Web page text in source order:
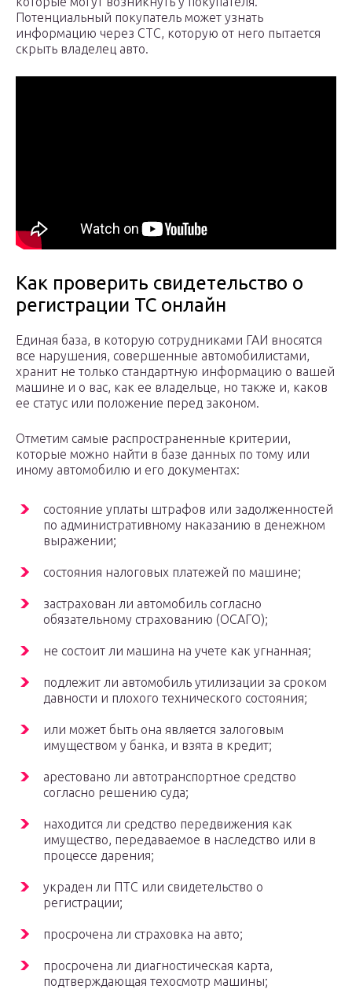
Потенциальный покупатель может узнать
информацию через СТС, которую от него пытается
скрыть владелец авто.
Как проверить свидетельство о
регистрации ТС онлайн
Единая база, в которую сотрудниками ГАИ вносятся
все нарушения, совершенные автомобилистами,
хранит не только стандартную информацию о вашей
машине и о вас, как ее владельце, но также и, каков
ее статус или положение перед законом.
Отметим самые распространенные критерии,
которые можно найти в базе данных по тому или
иному автомобилю и его документах:
состояние уплаты штрафов или задолженностей
по административному наказанию в денежном
выражении;
состояния налоговых платежей по машине;
застрахован ли автомобиль согласно
обязательному страхованию (ОСАГО);
не состоит ли машина на учете как угнанная;
подлежит ли автомобиль утилизации за сроком
давности и плохого технического состояния;
или может быть она является залоговым
имуществом у банка, и взята в кредит;
арестовано ли автотранспортное средство
согласно решению суда;
находится ли средство передвижения как
имущество, передаваемое в наследство или в
процессе дарения;
украден ли ПТС или свидетельство о
регистрации;
просрочена ли страховка на авто;
просрочена ли диагностическая карта,
подтверждающая техосмотр машины;